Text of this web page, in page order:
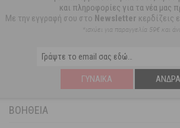
και πληροφορίες για τα νέα μας
Με την εγγραφή σου στο Newsletter κερδίζεις
*ισχύει για παραγγελία 59€ και
ΓΥΝΑΊΚΑ
ΒΟΉΘΕΙΑ